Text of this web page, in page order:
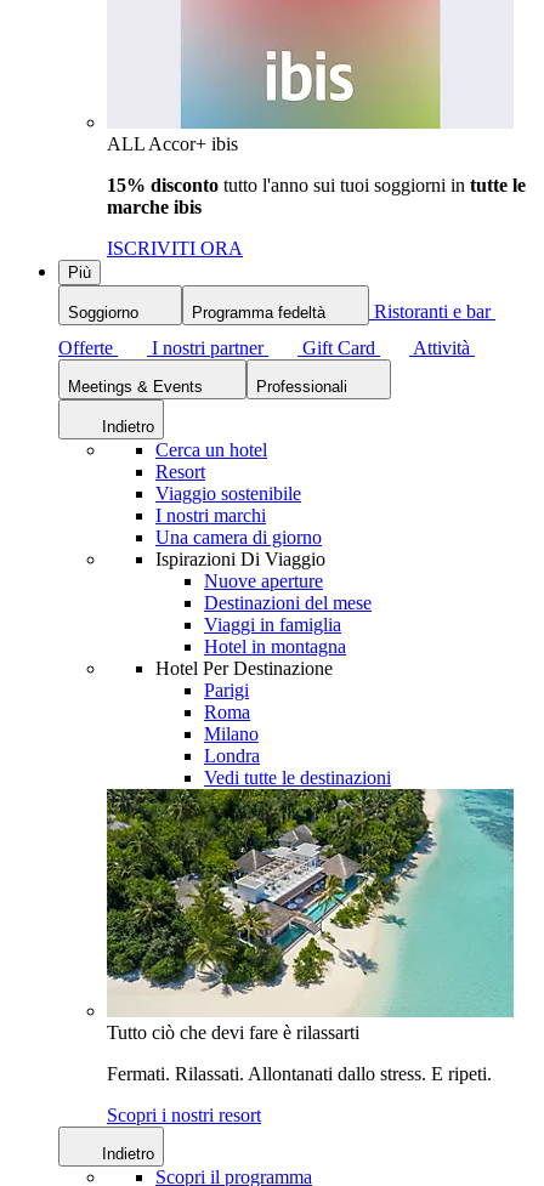
ALL Accor+ ibis
15% disconto tutto l'anno sui tuoi soggiorni in tutte le
marche ibis
ISCRIVITI ORA
Più
Soggiorno Programma fedeltà
Ristoranti e bar
Offerte
I nostri partner Gift Card Attività
Meetings & Events Professionali
Indietro
Cerca un hotel
Resort
Viaggio sostenibile
I nostri marchi
Una camera di giorno
Ispirazioni Di Viaggio
Nuove aperture
Destinazioni del mese
Viaggi in famiglia
Hotel in montagna
Hotel Per Destinazione
Parigi
Roma
Milano
Londra
Vedi tutte le destinazioni
Tutto ciò che devi fare è rilassarti
Fermati. Rilassati. Allontanati dallo stress. E ripeti.
Scopri i nostri resort
Indietro
Scopri il programma